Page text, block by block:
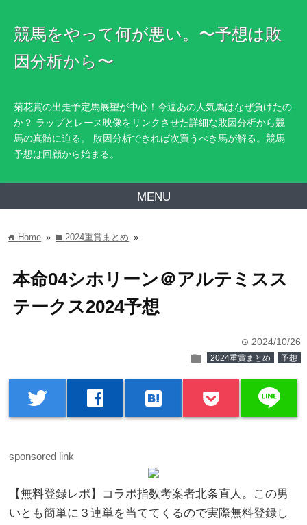
競馬をやって何が悪い。〜予想は敗
因分析から〜
菊花賞の出走予定馬展望が中心！今週あの人気馬はなぜ負けたの
か？ ラップとレース映像をリンクさせた詳細な敗因分析から競
馬の真髄に迫る。 敗因分析できれば次買うべき馬が解る。競馬
予想は回顧から始まる。
MENU
home Home » folder2024重賞まとめ »
本命04シホリーン＠アルテミスス
テークス2024予想
time 2024/10/26
folder 2024重賞まとめ 予想
twitter facebook hatenabookmark line
sponsored link
【無料登録レポ】コラボ指数考案者北条直人。この男
いとも簡単に３連単を当ててくるので実際無料登録し